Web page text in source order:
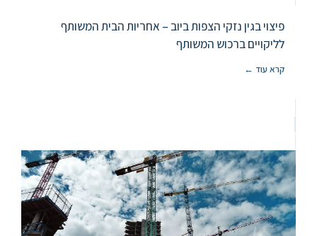
פיצוי בגין נזקי הצפות ביוב – אחריות הבית המשותף
לליקויים ברכוש המשותף
קרא עוד ←